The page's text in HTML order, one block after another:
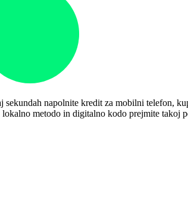
sekundah napolnite kredit za mobilni telefon,
metodo in digitalno kodo prejmite takoj